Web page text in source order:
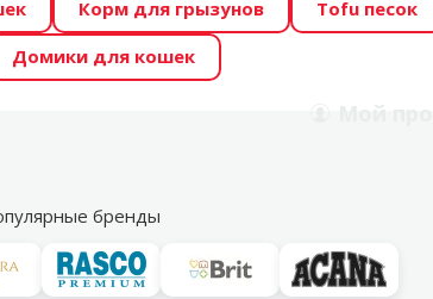
отличные цены на ТОП-овые корма! 🍖
Возможно Твой питомец станет звездой
Корм для грызунов
Tofu песок
Домики для кошек
бренды
Акции
Для удаления запаха